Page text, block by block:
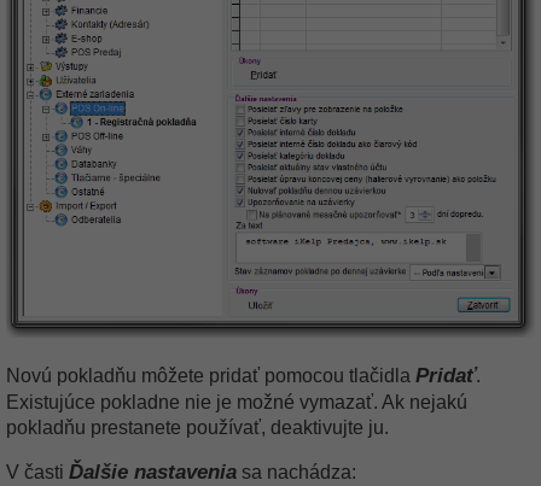
Novú pokladňu môžete pridať pomocou tlačidla Pridať.
Existujúce pokladne nie je možné vymazať. Ak nejakú
pokladňu prestanete používať, deaktivujte ju.
V časti Ďalšie nastavenia sa nachádza: